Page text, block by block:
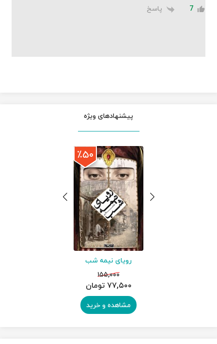
7
پاسخ
پیشنهادهای ویژه
٪۵۰
رویای نیمه شب
۱۵۵,۰۰۰
۷۷,۵۰۰ تومان
مشاهده و خرید